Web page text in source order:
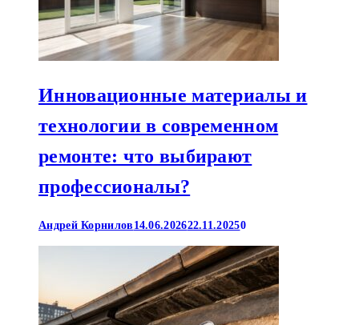
Инновационные материалы и
технологии в современном
ремонте: что выбирают
профессионалы?
Андрей Корнилов 14.06.202622.11.20250